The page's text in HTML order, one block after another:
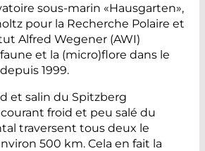
sous-marin «Hausgarten»,
pour la Recherche Polaire et
Alfred Wegener (AWI)
faune et la (micro)flore dans le
1999.
et salin du Spitzberg
froid et peu salé du
traversent tous deux le
500 km. Cela en fait la